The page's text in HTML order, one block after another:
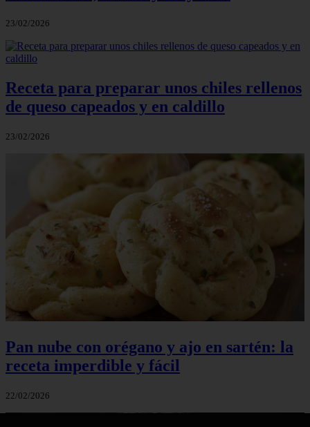
23/02/2026
Receta para preparar unos chiles rellenos
de queso capeados y en caldillo
23/02/2026
Pan nube con orégano y ajo en sartén: la
receta imperdible y fácil
22/02/2026